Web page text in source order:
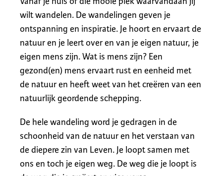
wilt wandelen. De wandelingen geven je
ontspanning en inspiratie. Je hoort en ervaart de
natuur en je leert over en van je eigen natuur, je
eigen mens zijn. Wat is mens zijn? Een
gezond(en) mens ervaart rust en eenheid met
de natuur en heeft weet van het creëren van een
natuurlijk geordende schepping.
De hele wandeling word je gedragen in de
schoonheid van de natuur en het verstaan van
de diepere zin van Leven. Je loopt samen met
ons en toch je eigen weg. De weg die je loopt is